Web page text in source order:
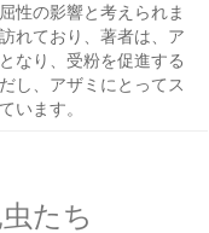
性の影響と考えられま
れており、著者は、ア
なり、受粉を促進する
し、アザミにとってス
います。
たち